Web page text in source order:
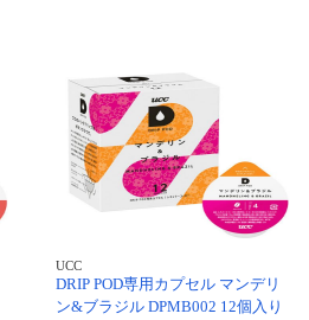
UCC
DRIP POD専用カプセル マンデリ
ン&ブラジル DPMB002 12個入り